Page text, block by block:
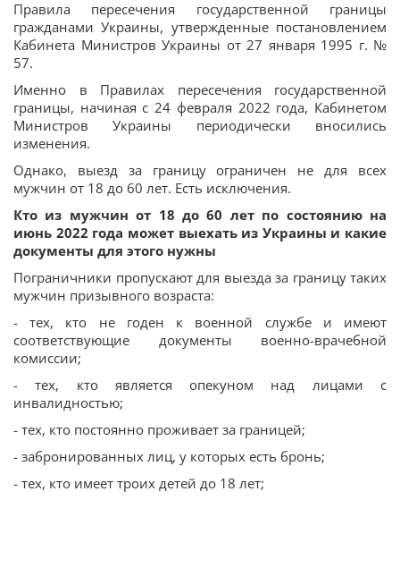
Правила пересечения государственной границы
гражданами Украины, утвержденные постановлением
Кабинета Министров Украины от 27 января 1995 г. №
57.
Именно в Правилах пересечения государственной
границы, начиная с 24 февраля 2022 года, Кабинетом
Министров Украины периодически вносились
изменения.
Однако, выезд за границу ограничен не для всех
мужчин от 18 до 60 лет. Есть исключения.
Кто из мужчин от 18 до 60 лет по состоянию на
июнь 2022 года может выехать из Украины и какие
документы для этого нужны
Пограничники пропускают для выезда за границу таких
мужчин призывного возраста:
- тех, кто не годен к военной службе и имеют
соответствующие документы военно-врачебной
комиссии;
- тех, кто является опекуном над лицами с
инвалидностью;
- тех, кто постоянно проживает за границей;
- забронированных лиц, у которых есть бронь;
- тех, кто имеет троих детей до 18 лет;